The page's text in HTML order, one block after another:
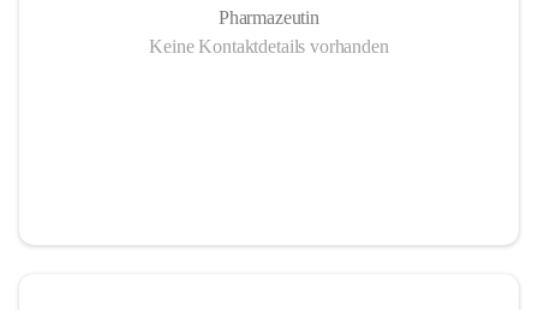
Pharmazeutin
Keine Kontaktdetails vorhanden